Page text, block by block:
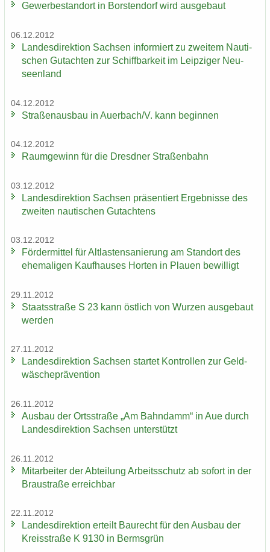
Ge­wer­be­stand­ort in Bors­ten­dorf wird aus­ge­baut
06.12.2012
Lan­des­di­rek­ti­on Sach­sen in­for­miert zu zwei­tem Nau­ti­
schen Gut­ach­ten zur Schiff­bar­keit im Leip­zi­ger Neu­
seen­land
04.12.2012
Stra­ßen­aus­bau in Au­er­bach/V. kann be­gin­nen
04.12.2012
Raum­ge­winn für die Dresd­ner Stra­ßen­bahn
03.12.2012
Lan­des­di­rek­ti­on Sach­sen prä­sen­tiert Er­geb­nis­se des
zwei­ten nau­ti­schen Gut­ach­tens
03.12.2012
För­der­mit­tel für Alt­las­ten­sa­nie­rung am Stand­ort des
ehe­ma­li­gen Kauf­hau­ses Hor­ten in Plau­en be­wil­ligt
29.11.2012
Staats­stra­ße S 23 kann öst­lich von Wur­zen aus­ge­baut
wer­den
27.11.2012
Lan­des­di­rek­ti­on Sach­sen star­tet Kon­trol­len zur Geld­
wä­sche­prä­ven­ti­on
26.11.2012
Aus­bau der Orts­stra­ße „Am Bahn­damm“ in Aue durch
Lan­des­di­rek­ti­on Sach­sen un­ter­stützt
26.11.2012
Mit­ar­bei­ter der Ab­tei­lung Ar­beits­schutz ab so­fort in der
Brau­stra­ße er­reich­bar
22.11.2012
Lan­des­di­rek­ti­on er­teilt Bau­recht für den Aus­bau der
Kreis­stra­ße K 9130 in Berms­grün